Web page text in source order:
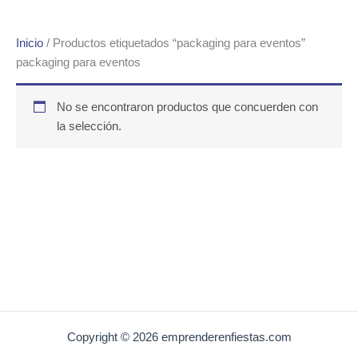
Inicio / Productos etiquetados “packaging para eventos”
packaging para eventos
No se encontraron productos que concuerden con
la selección.
Copyright © 2026 emprenderenfiestas.com